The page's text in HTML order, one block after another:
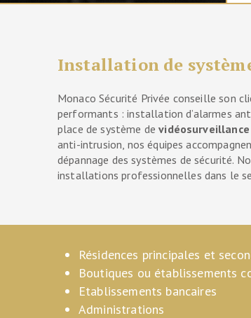
Installation de
Monaco Sécurité Privée conseille son
performants : installation d’alarmes
place de système de
anti-intrusion, nos équipes
dépannage des systèmes de sécurité.
installations professionnelles dans le
Résidences principales et
Boutiques ou établissements
Etablissements bancaires
Administrations